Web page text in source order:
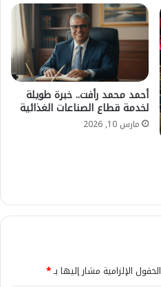
أحمد محمد رأفت.. خبرة طويلة
لخدمة قطاع الصناعات الغذائية
مارس 10, 2026
الحقول الإلزامية مشار إليها بـ*